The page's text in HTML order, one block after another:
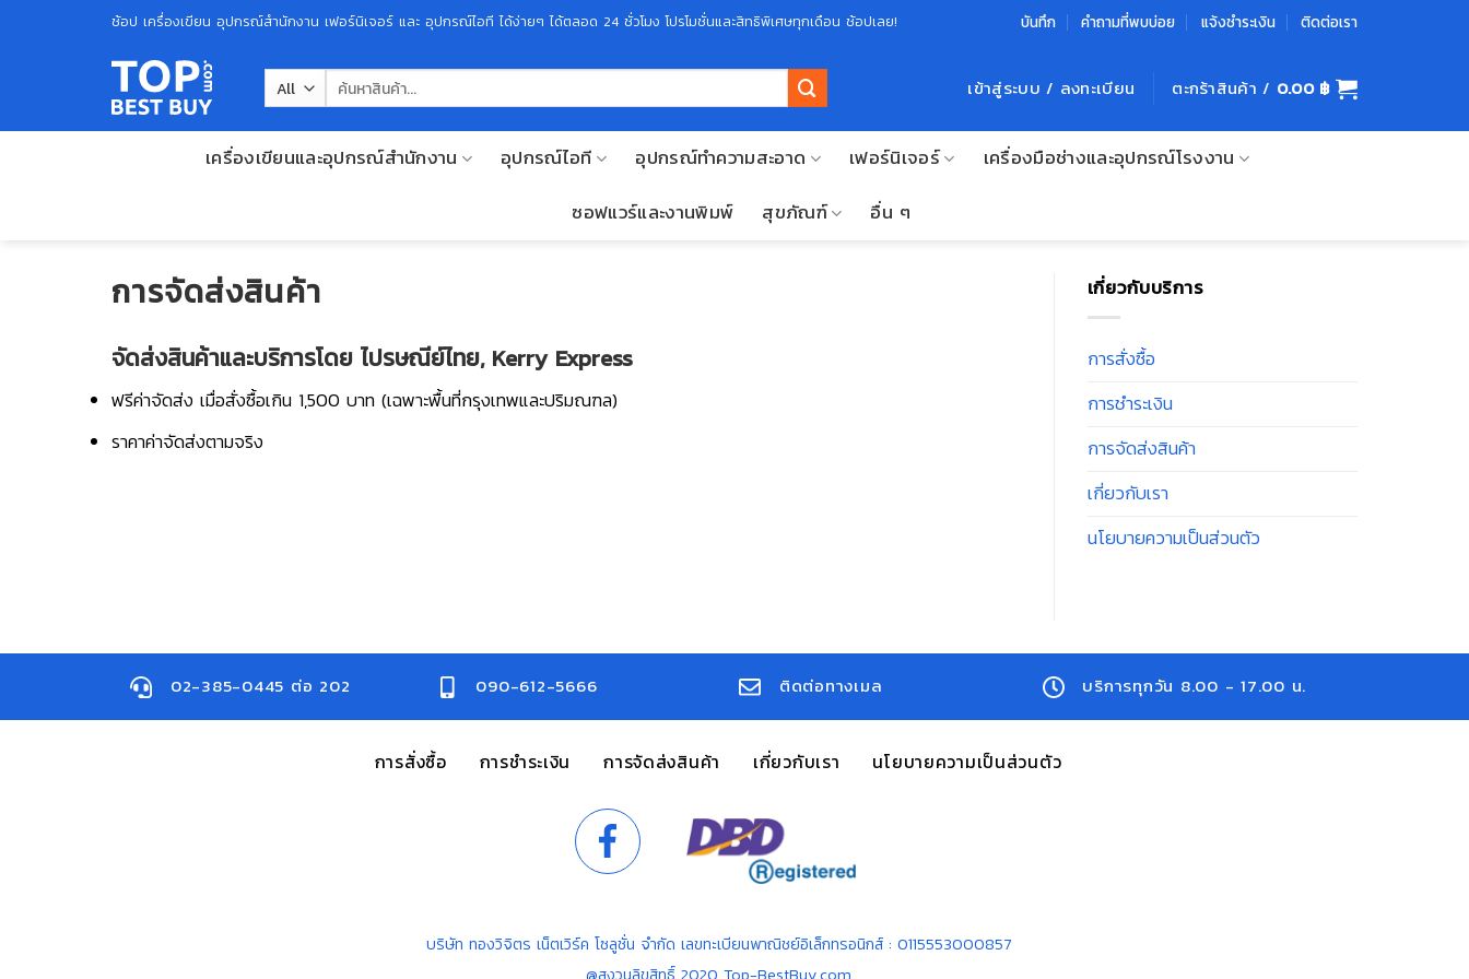
ช้อป เครื่องเขียน อุปกรณ์สำนักงาน เฟอร์นิเจอร์ และ อุปกรณ์ไอที ได้ง่ายๆ ได้ตลอด 24 ชั่วโมง โปรโมชั่นและสิทธิพิเศษทุกเดือน ช้อปเลย! บันทึก คำถามที่พบบ่อย แจ้งชำระเงิน ติดต่อเรา
ค้นหา: เข้าสู่ระบบ / ลงทะเบียน ตะกร้าสินค้า / 0.00 ฿
เครื่องเขียนและอุปกรณ์สำนักงาน อุปกรณ์ไอที อุปกรณ์ทำความสะอาด เฟอร์นิเจอร์
เครื่องมือช่างและอุปกรณ์โรงงาน
ซอฟแวร์และงานพิมพ์
สุขภัณฑ์ อื่น ๆ
การจัดส่งสินค้า
จัดส่งสินค้าและบริการโดย ไปรษณีย์ไทย, Kerry Express
ฟรีค่าจัดส่ง เมื่อสั่งซื้อเกิน 1,500 บาท (เฉพาะพื้นที่กรุงเทพและปริมณฑล)
ราคาค่าจัดส่งตามจริง
เกี่ยวกับบริการ
การสั่งซื้อ
การชำระเงิน
การจัดส่งสินค้า
เกี่ยวกับเรา
นโยบายความเป็นส่วนตัว
02-385-0445 ต่อ 202 090-612-5666 ติดต่อทางเมล บริการทุกวัน 8.00 - 17.00 น.
การสั่งซื้อ การชำระเงิน การจัดส่งสินค้า เกี่ยวกับเรา นโยบายความเป็นส่วนตัว
บริษัท ทองวิจิตร เน็ตเวิร์ค โซลูชั่น จำกัด เลขทะเบียนพาณิชย์อิเล็กทรอนิกส์ : 0115553000857